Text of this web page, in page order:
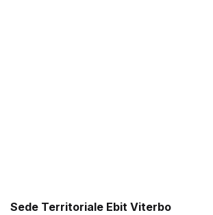
Sede Territoriale Ebit Viterbo